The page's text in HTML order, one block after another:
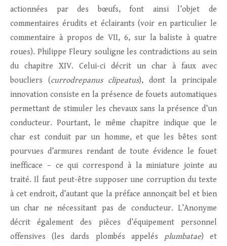
actionnées par des bœufs, font ainsi l’objet de
commentaires érudits et éclairants (voir en particulier le
commentaire à propos de VII, 6, sur la baliste à quatre
roues). Philippe Fleury souligne les contradictions au sein
du chapitre XIV. Celui-ci décrit un char à faux avec
boucliers (currodrepanus clipeatus), dont la principale
innovation consiste en la présence de fouets automatiques
permettant de stimuler les chevaux sans la présence d’un
conducteur. Pourtant, le même chapitre indique que le
char est conduit par un homme, et que les bêtes sont
pourvues d’armures rendant de toute évidence le fouet
inefficace – ce qui correspond à la miniature jointe au
traité. Il faut peut-être supposer une corruption du texte
à cet endroit, d’autant que la préface annonçait bel et bien
un char ne nécessitant pas de conducteur. L’Anonyme
décrit également des pièces d’équipement personnel
offensives (les dards plombés appelés plumbatae) et